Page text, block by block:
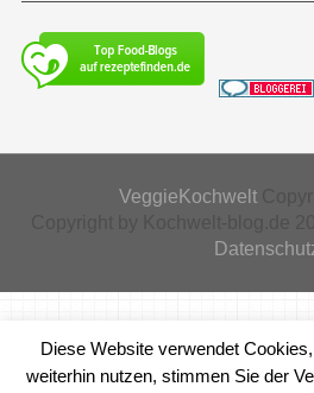
VeggieKochwelt
Diese Website verwendet
weiterhin nutzen, stimmen Sie der